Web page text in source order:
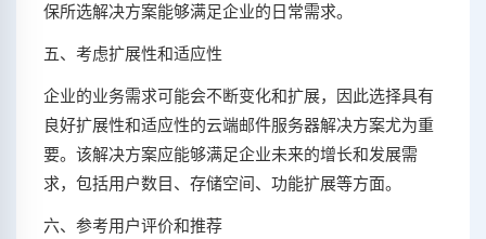
保所选解决方案能够满足企业的日常需求。
五、考虑扩展性和适应性
企业的业务需求可能会不断变化和扩展，因此选择具有
良好扩展性和适应性的云端邮件服务器解决方案尤为重
要。该解决方案应能够满足企业未来的增长和发展需
求，包括用户数目、存储空间、功能扩展等方面。
六、参考用户评价和推荐